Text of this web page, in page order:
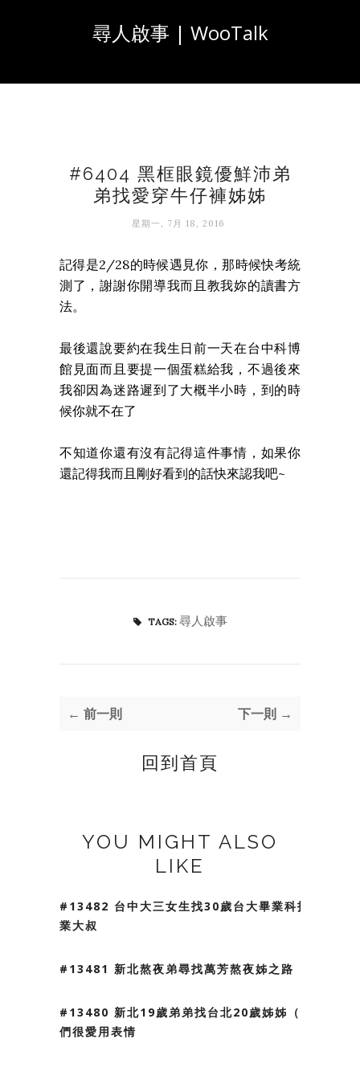
尋人啟事 | WooTalk
#6404 黑框眼鏡優鮮沛弟
弟找愛穿牛仔褲姊姊
星期一, 7月 18, 2016
記得是2/28的時候遇見你，那時候快考統
測了，謝謝你開導我而且教我妳的讀書方
法。
最後還說要約在我生日前一天在台中科博
館見面而且要提一個蛋糕給我，不過後來
我卻因為迷路遲到了大概半小時，到的時
候你就不在了
不知道你還有沒有記得這件事情，如果你
還記得我而且剛好看到的話快來認我吧~
TAGS: 尋人啟事
← 前一則 下一則 →
回到首頁
YOU MIGHT ALSO
LIKE
#13482 台中大三女生找30歲台大畢業科技
業大叔
#13481 新北熬夜弟尋找萬芳熬夜姊之路
#13480 新北19歲弟弟找台北20歲姊姊（我
們很愛用表情